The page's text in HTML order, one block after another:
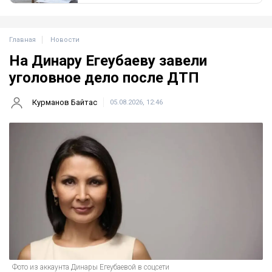
Главная Новости
На Динару Егеубаеву завели
уголовное дело после ДТП
Курманов Байтас 05.08.2026, 12:46
Фото из аккаунта Динары Егеубаевой в соцсети